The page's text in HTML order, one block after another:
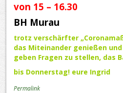
von 15 – 16.30
BH Murau
trotz verschärfter
das Miteinander genießen
geben Fragen zu stellen, das
bis Donnerstag! eure Ingrid
Permalink